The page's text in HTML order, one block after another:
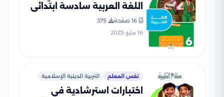
اللغة العربية سادسة ابتدائي
الترم الثاني PDF بالاجابات
16 صفحة
375
16 مايو 2025
نفس المعلم التربية الدينية الإسلامية
اختبارات استرشادية في